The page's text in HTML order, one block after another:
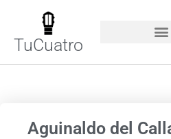
TuCuatro
Aguinaldo del